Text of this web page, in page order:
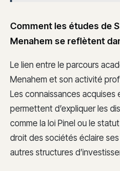
Comment les études de
Menahem se reflètent
Le lien entre le parcours
Menahem et son activité
Les connaissances acquises
permettent d’expliquer les
comme la loi Pinel ou le
droit des sociétés éclaire
autres structures